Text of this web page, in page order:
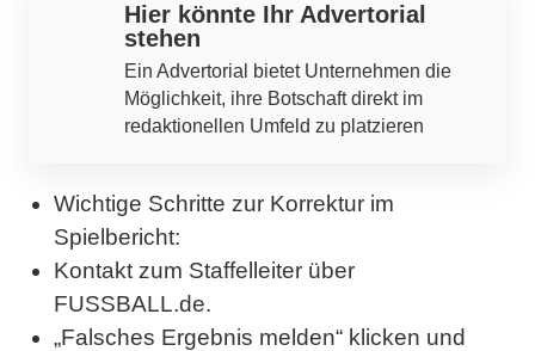
Hier könnte Ihr Advertorial
stehen
Ein Advertorial bietet Unternehmen die
Möglichkeit, ihre Botschaft direkt im
redaktionellen Umfeld zu platzieren
Wichtige Schritte zur Korrektur im
Spielbericht:
Kontakt zum Staffelleiter über
FUSSBALL.de.
„Falsches Ergebnis melden“ klicken und